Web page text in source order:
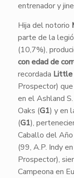
entrenador y
Hija del notorio
parte de la
(10,7%),
con edad de
recordada Little
Prospector)
en el Ashland
Oaks (G1) y en
(G1),
Caballo del
(99, A.P. Indy
Prospector),
Campeona en